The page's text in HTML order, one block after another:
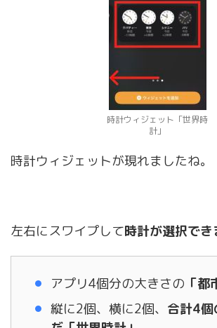
時計ウィジェット「世界時
計」
時計ウィジェットが現れましたね。
左右にスワイプして時計が選択でき
アプリ4個分の大きさの 「都
縦に2個、横に2個、 合計4個